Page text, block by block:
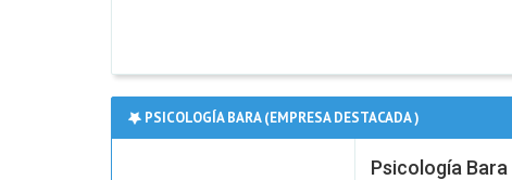
PSICOLOGÍA BARA (EMPRESA DESTACADA )
Psicología Bara